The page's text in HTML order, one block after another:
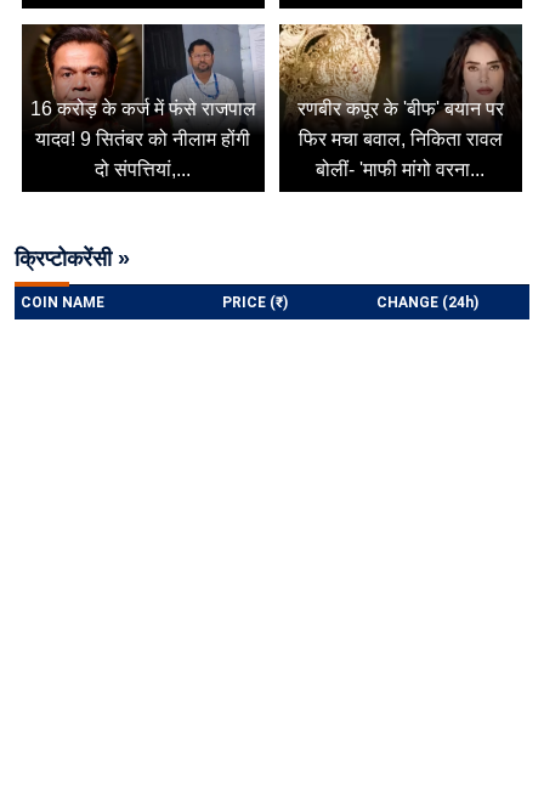
16 करोड़ के कर्ज में फंसे राजपाल
यादव! 9 सितंबर को नीलाम होंगी
दो संपत्तियां,...
रणबीर कपूर के 'बीफ' बयान पर
फिर मचा बवाल, निकिता रावल
बोलीं- 'माफी मांगो वरना...
क्रिप्टोकरेंसी »